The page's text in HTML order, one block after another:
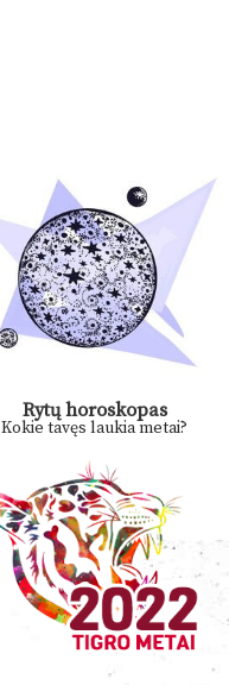
Rytų horoskopas
Kokie tavęs laukia metai?